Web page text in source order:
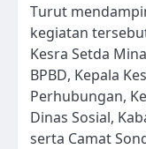
Turut
kegiatan
Kesra Setda
BPBD, Kepala
Perhubungan,
Dinas Sosial,
serta Camat